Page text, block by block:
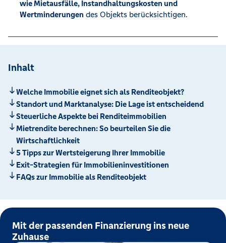
wie Mietausfälle, Instandhaltungskosten und
Wertminderungen des Objekts berücksichtigen.
Inhalt
Welche Immobilie eignet sich als Renditeobjekt?
Standort und Marktanalyse: Die Lage ist entscheidend
Steuerliche Aspekte bei Renditeimmobilien
Mietrendite berechnen: So beurteilen Sie die
Wirtschaftlichkeit
5 Tipps zur Wertsteigerung Ihrer Immobilie
Exit-Strategien für Immobilieninvestitionen
FAQs zur Immobilie als Renditeobjekt
Mit der passenden Finanzierung ins neue
Zuhause